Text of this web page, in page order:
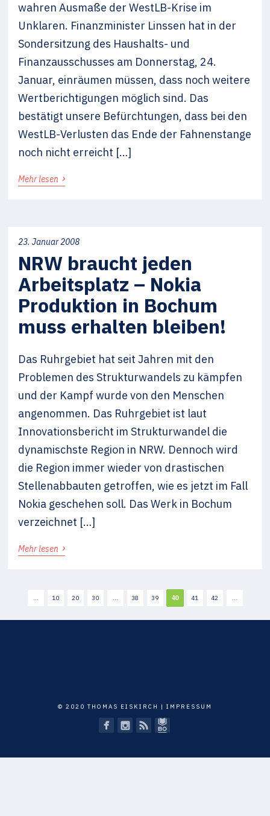
wahren Ausmaße der WestLB-Krise im
Unklaren. Finanzminister Linssen hat in der
Sondersitzung des Haushalts- und
Finanzausschusses am Donnerstag, 24.
Januar, einräumen müssen, dass noch weitere
Wertberichtigungen möglich sind. Das
bestätigt unsere Befürchtungen, dass bei den
WestLB-Verlusten das Ende der Fahnenstange
noch nicht erreicht […]
Mehr lesen ›
23. Januar 2008
NRW braucht jeden
Arbeitsplatz – Nokia
Produktion in Bochum
muss erhalten bleiben!
Das Ruhrgebiet hat seit Jahren mit den
Problemen des Strukturwandels zu kämpfen
und der Kampf wurde von den Menschen
angenommen. Das Ruhrgebiet ist laut
Innovationsbericht im Strukturwandel die
dynamischste Region in NRW. Dennoch wird
die Region immer wieder von drastischen
Stellenabbauten getroffen, wie es jetzt im Fall
Nokia geschehen soll. Das Werk in Bochum
verzeichnet […]
Mehr lesen ›
... 10 20 30 ... 38 39 40 41 42 ...
© 2020 THOMAS EISKIRCH | IMPRESSUM